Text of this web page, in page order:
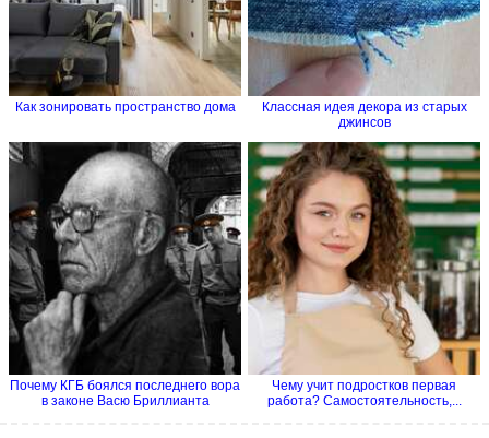
Как зонировать пространство дома
Классная идея декора из старых
джинсов
Почему КГБ боялся последнего вора
в законе Васю Бриллианта
Чему учит подростков первая
работа? Самостоятельность,...